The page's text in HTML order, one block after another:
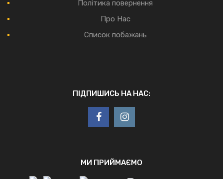
Політика повернення
Про Нас
Список побажань
ПІДПИШИСЬ НА НАС:
МИ ПРИЙМАЄМО